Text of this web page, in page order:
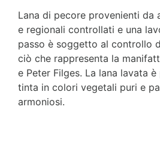
Lana di pecore provenienti da
e regionali controllati e una
passo è soggetto al controllo
ciò che rappresenta la
e Peter Filges. La lana lavata
tinta in colori vegetali puri e
armoniosi.